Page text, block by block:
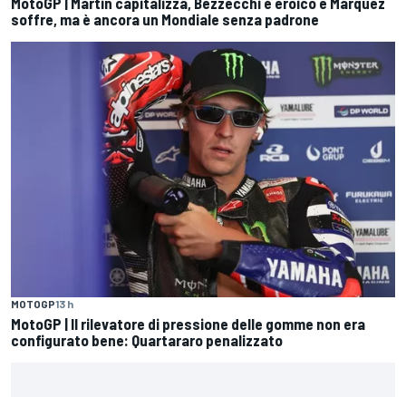
soffre, ma è ancora un Mondiale senza padrone
MOTOGP13 h
MotoGP | Il rilevatore di pressione delle gomme non era
configurato bene: Quartararo penalizzato